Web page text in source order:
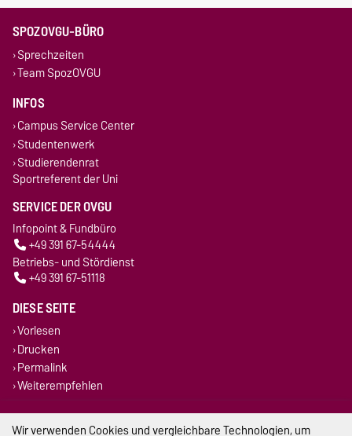
SPOZOVGU-BÜRO
Sprechzeiten
Team SpozOVGU
INFOS
Campus Service Center
Studentenwerk
Studierendenrat
Sportreferent der Uni
SERVICE DER OVGU
Infopoint & Fundbüro
+49 391 67-54444
Betriebs- und Stördienst
+49 391 67-51118
DIESE SEITE
Vorlesen
Drucken
Permalink
Weiterempfehlen
Impressum
Wir verwenden Cookies und vergleichbare Technologien, um